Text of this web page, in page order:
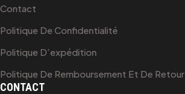
Contact
Politique De Confidentialité
Politique D’expédition
Politique De Remboursement Et De Retour
CONTACT